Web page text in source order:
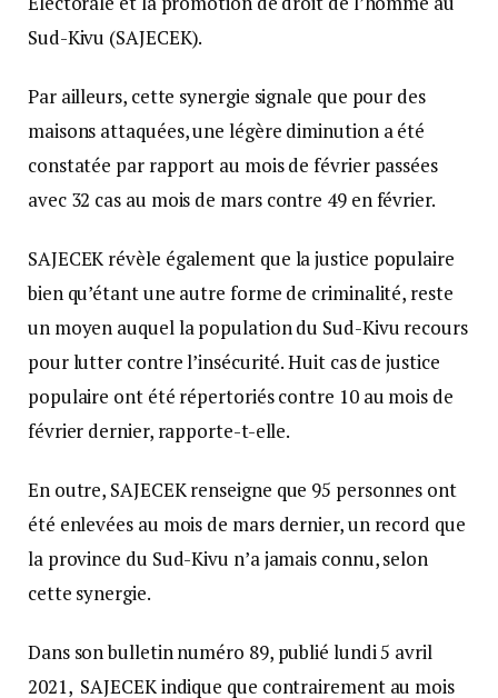
Sud-Kivu (SAJECEK).
Par ailleurs, cette synergie signale que pour des
maisons attaquées, une légère diminution a été
constatée par rapport au mois de février passées
avec 32 cas au mois de mars contre 49 en février.
SAJECEK révèle également que la justice populaire
bien qu’étant une autre forme de criminalité, reste
un moyen auquel la population du Sud-Kivu recours
pour lutter contre l’insécurité. Huit cas de justice
populaire ont été répertoriés contre 10 au mois de
février dernier, rapporte-t-elle.
En outre, SAJECEK renseigne que 95 personnes ont
été enlevées au mois de mars dernier, un record que
la province du Sud-Kivu n’a jamais connu, selon
cette synergie.
Dans son bulletin numéro 89, publié lundi 5 avril
2021, SAJECEK indique que contrairement au mois